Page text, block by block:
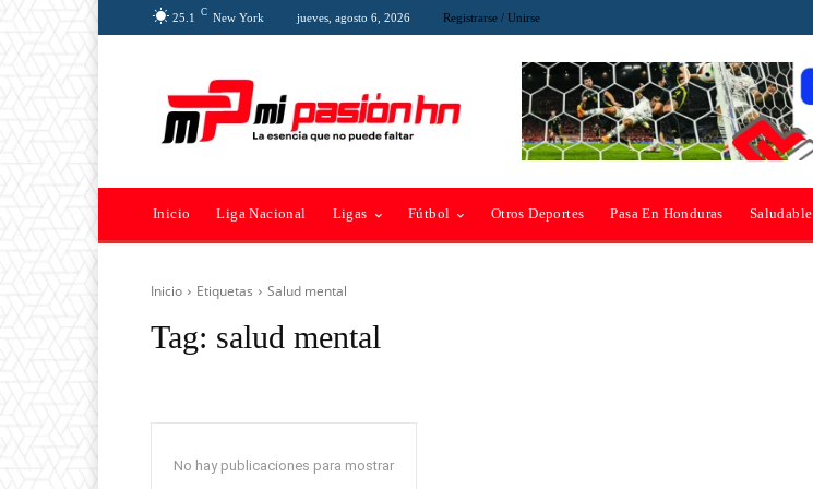
25.1 C New York jueves, agosto 6, 2026 Registrarse / Unirse
Inicio Liga Nacional Ligas Fútbol Otros Deportes Pasa En Honduras Saludable
Inicio Etiquetas Salud mental
Tag: salud mental
No hay publicaciones para mostrar